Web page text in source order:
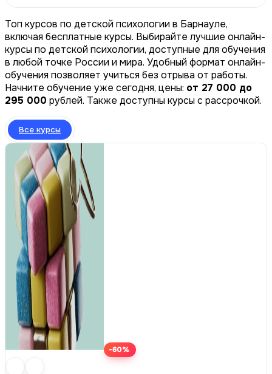
Топ курсов по детской психологии в Барнауле,
включая бесплатные курсы. Выбирайте лучшие онлайн-
курсы по детской психологии, доступные для обучения
в любой точке России и мира. Удобный формат онлайн-
обучения позволяет учиться без отрыва от работы.
Начните обучение уже сегодня, цены: от 27 000 до
295 000 рублей. Также доступны курсы с рассрочкой.
Все курсы
-60%